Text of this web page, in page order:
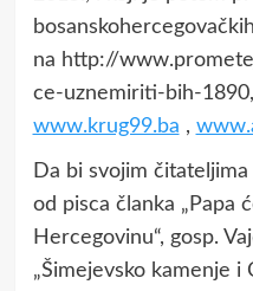
na http://
ce-uznemiriti-bih-1890,
www.krug99.ba ,
Da bi svojim
od pisca članka „Papa
Hercegovinu“, gosp.
„Šimejevsko kamenje i